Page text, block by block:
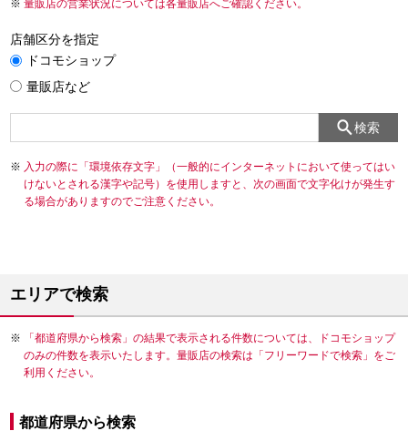
量販店の営業状況については各量販店へご確認ください。
店舗区分を指定
ドコモショップ
量販店など
検索
入力の際に「環境依存文字」（一般的にインターネットにおいて使ってはい
けないとされる漢字や記号）を使用しますと、次の画面で文字化けが発生す
る場合がありますのでご注意ください。
エリアで検索
「都道府県から検索」の結果で表示される件数については、ドコモショップ
のみの件数を表示いたします。量販店の検索は「フリーワードで検索」をご
利用ください。
都道府県から検索